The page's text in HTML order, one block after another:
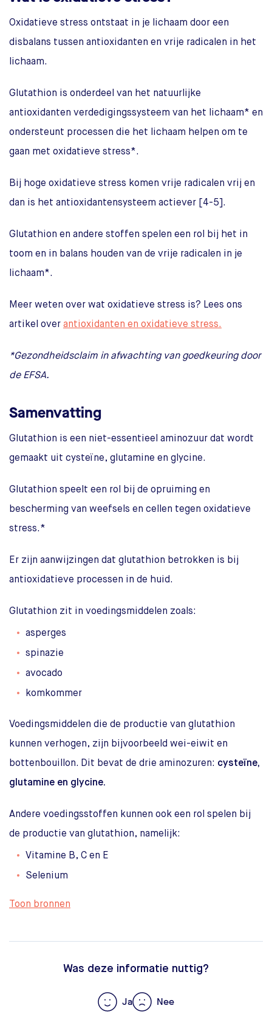
Oxidatieve stress ontstaat in je lichaam door een
disbalans tussen antioxidanten en vrije radicalen in het
lichaam.
Glutathion is onderdeel van het natuurlijke
antioxidanten verdedigingssysteem van het lichaam* en
ondersteunt processen die het lichaam helpen om te
gaan met oxidatieve stress*.
Bij hoge oxidatieve stress komen vrije radicalen vrij en
dan is het antioxidantensysteem actiever [4-5].
Glutathion en andere stoffen spelen een rol bij het in
toom en in balans houden van de vrije radicalen in je
lichaam*.
Meer weten over wat oxidatieve stress is? Lees ons
artikel over antioxidanten en oxidatieve stress.
*Gezondheidsclaim in afwachting van goedkeuring door
de EFSA.
Samenvatting
Glutathion is een niet-essentieel aminozuur dat wordt
gemaakt uit cysteïne, glutamine en glycine.
Glutathion speelt een rol bij de opruiming en
bescherming van weefsels en cellen tegen oxidatieve
stress.*
Er zijn aanwijzingen dat glutathion betrokken is bij
antioxidatieve processen in de huid.
Glutathion zit in voedingsmiddelen zoals:
asperges
spinazie
avocado
komkommer
Voedingsmiddelen die de productie van glutathion
kunnen verhogen, zijn bijvoorbeeld wei-eiwit en
bottenbouillon. Dit bevat de drie aminozuren: cysteïne,
glutamine en glycine.
Andere voedingsstoffen kunnen ook een rol spelen bij
de productie van glutathion, namelijk:
Vitamine B, C en E
Selenium
Toon bronnen
Was deze informatie nuttig?
Ja Nee